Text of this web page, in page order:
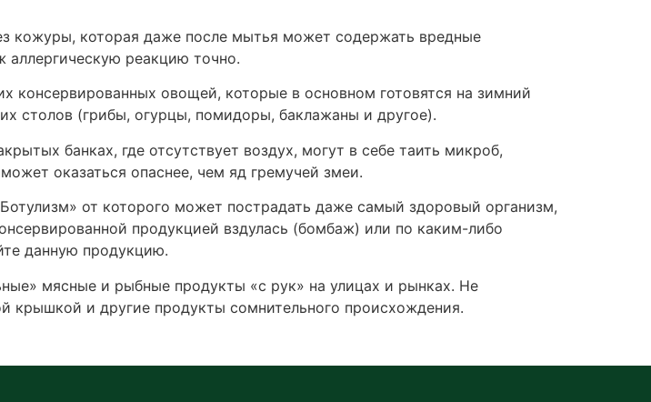
кожуры, которая даже после мытья может содержать вредные
аллергическую реакцию точно.
консервированных овощей, которые в основном готовятся на зимний
столов (грибы, огурцы, помидоры, баклажаны и другое).
банках, где отсутствует воздух, могут в себе таить микроб,
оказаться опаснее, чем яд гремучей змеи.
от которого может пострадать даже самый здоровый организм,
продукцией вздулась (бомбаж) или по каким-либо
данную продукцию.
мясные и рыбные продукты «с рук» на улицах и рынках. Не
крышкой и другие продукты сомнительного происхождения.